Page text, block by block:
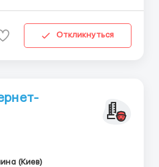
Откликнуться
(Киев)